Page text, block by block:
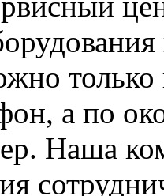
а по
Наша